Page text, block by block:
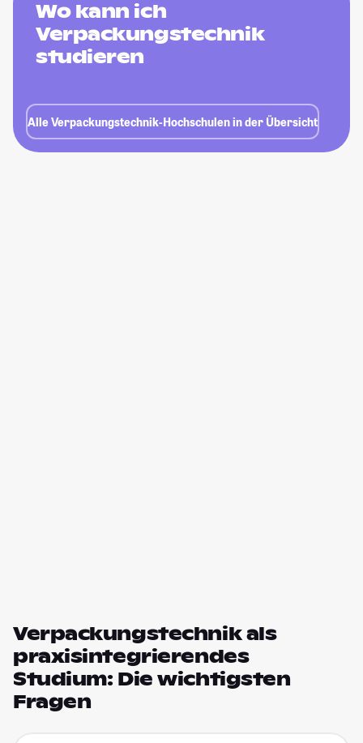
Wo kann ich
Verpackungstechnik
studieren
Alle Verpackungstechnik-Hochschulen in der Übersicht
Verpackungstechnik als
praxisintegrierendes
Studium: Die wichtigsten
Fragen